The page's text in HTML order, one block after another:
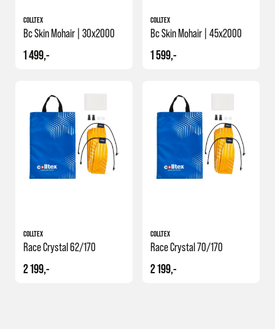
COLLTEX
Bc Skin Mohair | 30x2000
1 499,-
COLLTEX
Bc Skin Mohair | 45x2000
1 599,-
COLLTEX
Race Crystal 62/170
2 199,-
COLLTEX
Race Crystal 70/170
2 199,-